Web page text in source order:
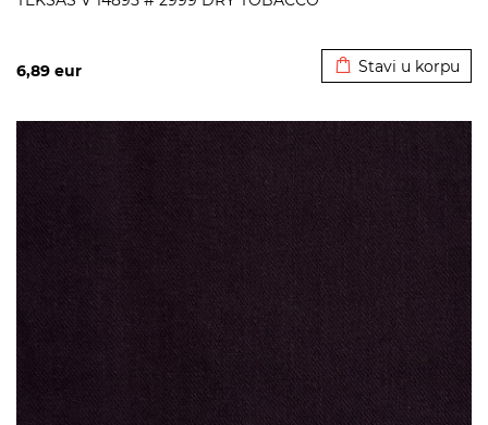
6,89 eur Stavi u korpu